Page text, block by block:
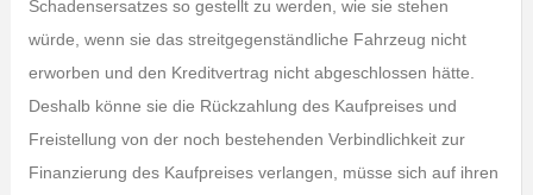
Schadensersatzes so gestellt zu werden, wie sie stehen
würde, wenn sie das streitgegenständliche Fahrzeug nicht
erworben und den Kreditvertrag nicht abgeschlossen hätte.
Deshalb könne sie die Rückzahlung des Kaufpreises und
Freistellung von der noch bestehenden Verbindlichkeit zur
Finanzierung des Kaufpreises verlangen, müsse sich auf ihren